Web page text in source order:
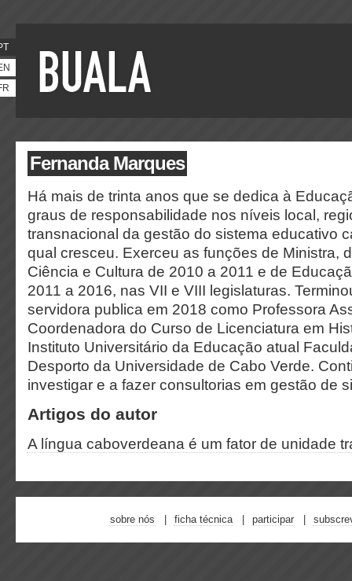
Fernanda Marques
Há mais de trinta anos que se dedica à
graus de responsabilidade nos níveis local,
transnacional da gestão do sistema educativo
qual cresceu. Exerceu as funções de Ministra,
Ciência e Cultura de 2010 a 2011 e de
2011 a 2016, nas VII e VIII legislaturas.
servidora publica em 2018 como Professora
Coordenadora do Curso de Licenciatura em
Instituto Universitário da Educação atual
Desporto da Universidade de Cabo Verde.
investigar e a fazer consultorias em gestão de
Artigos do autor
A língua caboverdeana é um fator de unidade
sobre nós ficha técnica participar